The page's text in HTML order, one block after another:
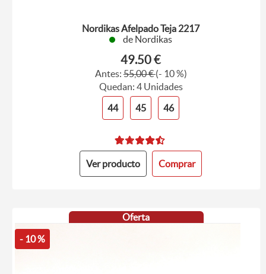
Nordikas Afelpado Teja 2217
de Nordikas
49.50 €
Antes:55,00 €(- 10 %)
Quedan: 4 Unidades
44
45 46
Ver producto Comprar
Oferta
- 10 %